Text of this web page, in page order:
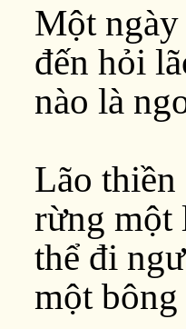
Một
đến hỏi
nào là
Lão thiền
rừng một
thể đi
một bông